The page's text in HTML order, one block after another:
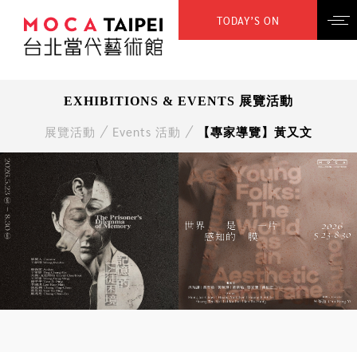
TODAY’S ON
EXHIBITIONS & EVENTS 展覽活動
展覽活動 Events 活動 【專家導覽】黃又文